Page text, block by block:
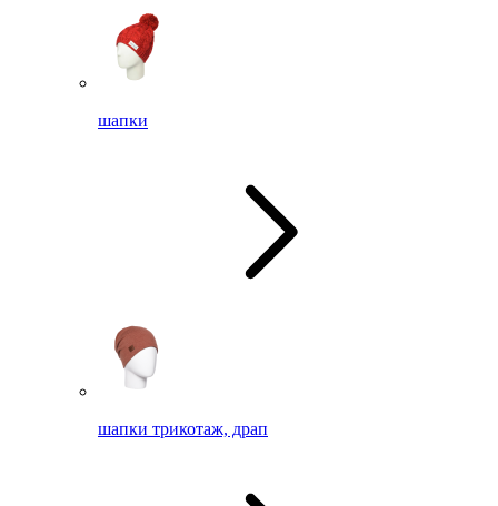
шапки
шапки трикотаж, драп